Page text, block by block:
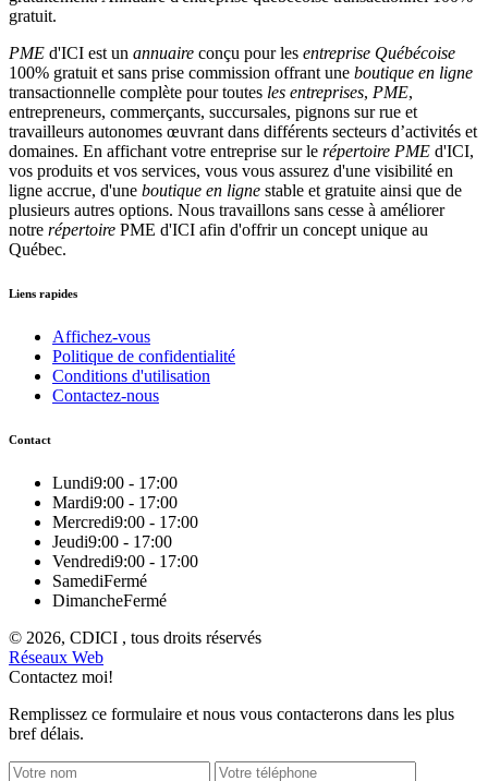
PME d'ICI est un annuaire conçu pour les entreprise Québécoise
100% gratuit et sans prise commission offrant une boutique en ligne
transactionnelle complète pour toutes les entreprises, PME,
entrepreneurs, commerçants, succursales, pignons sur rue et
travailleurs autonomes œuvrant dans différents secteurs d’activités et
domaines. En affichant votre entreprise sur le répertoire PME d'ICI,
vos produits et vos services, vous vous assurez d'une visibilité en
ligne accrue, d'une boutique en ligne stable et gratuite ainsi que de
plusieurs autres options. Nous travaillons sans cesse à améliorer
notre répertoire PME d'ICI afin d'offrir un concept unique au
Québec.
Liens rapides
Affichez-vous
Politique de confidentialité
Conditions d'utilisation
Contactez-nous
Contact
Lundi9:00 - 17:00
Mardi9:00 - 17:00
Mercredi9:00 - 17:00
Jeudi9:00 - 17:00
Vendredi9:00 - 17:00
SamediFermé
DimancheFermé
© 2026, CDICI , tous droits réservés
Réseaux Web
Contactez moi!
Remplissez ce formulaire et nous vous contacterons dans les plus
bref délais.